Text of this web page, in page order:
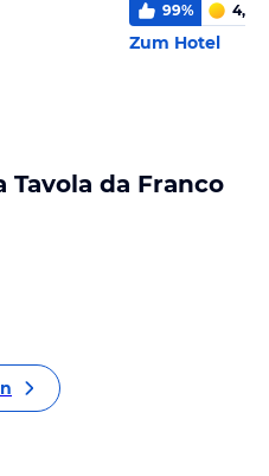
99% 4,0
Zum Hotel
Tavola da Franco